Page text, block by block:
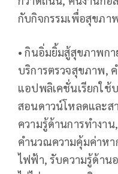
กับกิจกรรมเพื่อสุขภา
• กินอิ่มยิ้มสู้สุขภาพก
บริการตรวจสุขภาพ,
แอปพลิเคชั่นเรียกใช้
สอนดาวน์โหลดและส
ความรู้ด้านการทำงา
คำนวณความคุ้มค่าหา
ไฟฟ้า, รับความรู้ด้าน